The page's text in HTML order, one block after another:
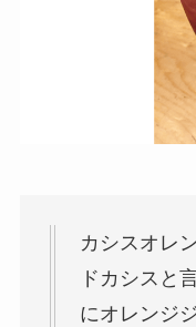
カシスオレ
ドカシスと
にオレンジ